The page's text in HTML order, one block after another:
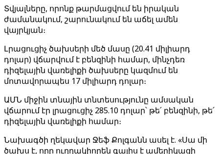
Տվյալները, որոնք թարմացվում են իրական
ժամանակում, շարունակում են աճել ամեն
վայրկյան։
Լրացուցիչ ծախսերի մեծ մասը (20.41 միլիարդ
դոլար) վճարվում է բենզինի համար, մինչդեռ
դիզելային վառելիքի ծախսերը կազմում են
մոտավորապես 17 միլիարդ դոլար։
ԱՄՆ միջին տնային տնտեսությունը ամսական
վճարում էր լրացուցիչ 285.10 դոլար՝ թե՛ բենզինի, թե՛
դիզելային վառելիքի համար։
Նախագծի ղեկավար Ջեֆ Քոլգանն ասել է. «Սա մի
ծախս է, որը ուղղակիորեն գալիս է ամերիկացի